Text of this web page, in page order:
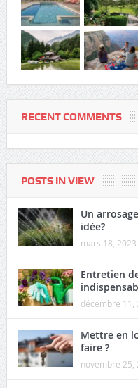
RECENT COMMENTS
POSTS IN VIEW
Un
idée?
mars 18, 2023
Entretien
décembre 11,
Mettre en
faire ?
novembre 25,